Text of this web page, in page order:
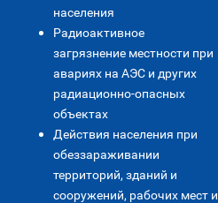
населения
Радиоактивное
загрязнение местности при
авариях на АЭС и других
радиационно-опасных
объектах
Действия населения при
обеззараживании
территорий, зданий и
сооружений, рабочих мест и